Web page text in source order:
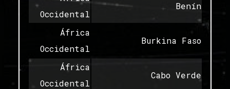
Benín
Occidental
Burkina Faso
África
Occidental
Cabo Verde
África
Occidental